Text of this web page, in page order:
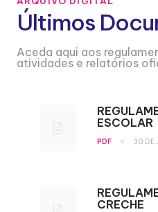
Últimos
Aceda aqui aos
atividades e relatórios
ESCOLAR
PDF • 30 DE
CRECHE